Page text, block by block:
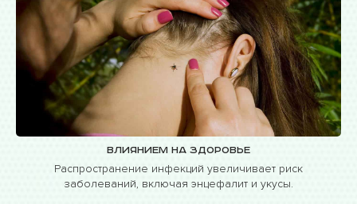
Влиянием на здоровье
Распространение инфекций увеличивает риск
заболеваний, включая энцефалит и укусы.